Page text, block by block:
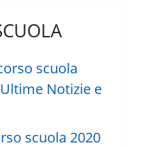
scuola 2020